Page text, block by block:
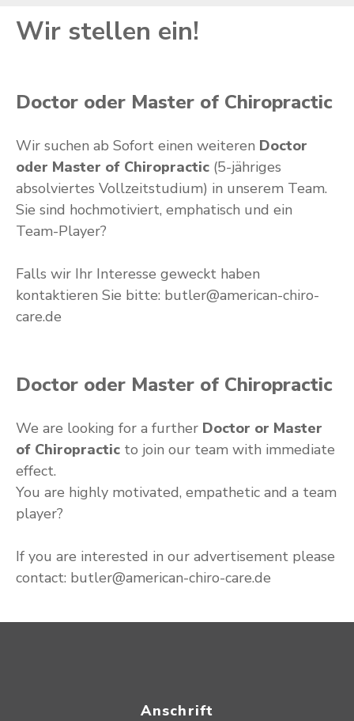
Wir stellen ein!
Doctor oder Master of Chiropractic
Wir suchen ab Sofort einen weiteren Doctor
oder Master of Chiropractic (5-jähriges
absolviertes Vollzeitstudium) in unserem Team.
Sie sind hochmotiviert, emphatisch und ein
Team-Player?
Falls wir Ihr Interesse geweckt haben
kontaktieren Sie bitte: butler@american-chiro-
care.de
Doctor oder Master of Chiropractic
We are looking for a further Doctor or Master
of Chiropractic to join our team with immediate
effect.
You are highly motivated, empathetic and a team
player?
If you are interested in our advertisement please
contact: butler@american-chiro-care.de
Anschrift